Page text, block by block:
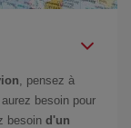
, pensez à
besoin pour
besoin d'un